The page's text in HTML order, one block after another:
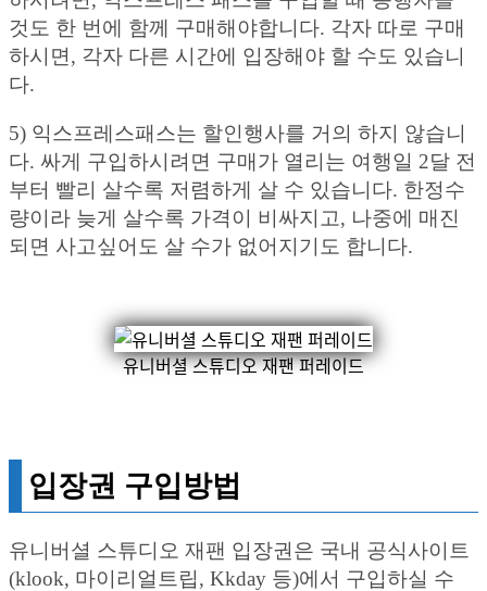
것도 한 번에 함께 구매해야합니다. 각자 따로 구매
하시면, 각자 다른 시간에 입장해야 할 수도 있습니
다.
5) 익스프레스패스는 할인행사를 거의 하지 않습니
다. 싸게 구입하시려면 구매가 열리는 여행일 2달 전
부터 빨리 살수록 저렴하게 살 수 있습니다. 한정수
량이라 늦게 살수록 가격이 비싸지고, 나중에 매진
되면 사고싶어도 살 수가 없어지기도 합니다.
유니버셜 스튜디오 재팬 퍼레이드
입장권 구입방법
유니버셜 스튜디오 재팬 입장권은 국내 공식사이트
(klook, 마이리얼트립, Kkday 등)에서 구입하실 수